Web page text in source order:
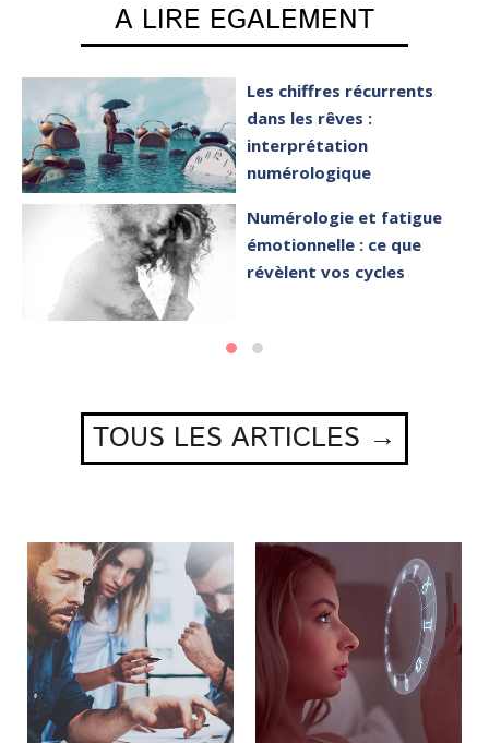
A LIRE EGALEMENT
Les chiffres récurrents
dans les rêves :
interprétation
numérologique
Numérologie et fatigue
émotionnelle : ce que
révèlent vos cycles
TOUS LES ARTICLES →